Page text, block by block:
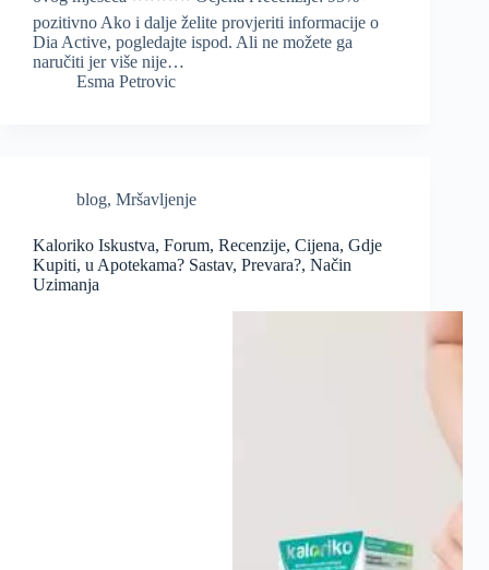
pozitivno Ako i dalje želite provjeriti informacije o
Dia Active, pogledajte ispod. Ali ne možete ga
naručiti jer više nije…
Esma Petrovic
blog, Mršavljenje
Kaloriko Iskustva, Forum, Recenzije, Cijena, Gdje
Kupiti, u Apotekama? Sastav, Prevara?, Način
Uzimanja